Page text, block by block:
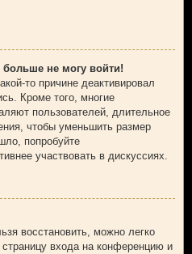
больше не могу войти!
то причине деактивировал
Кроме того, многие
пользователей, длительное
чтобы уменьшить размер
попробуйте
участвовать в дискуссиях.
восстановить, можно легко
входа на конференцию и